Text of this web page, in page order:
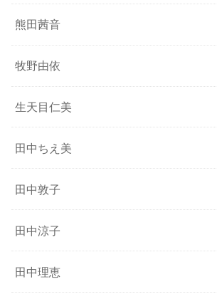
熊田茜音
牧野由依
生天目仁美
田中ちえ美
田中敦子
田中涼子
田中理恵